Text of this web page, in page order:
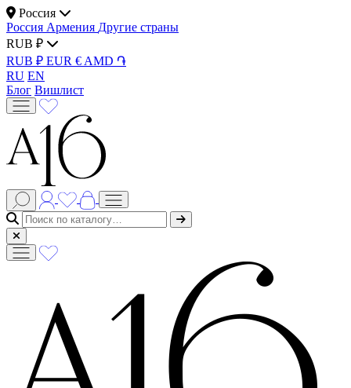
Россия
Россия Армения Другие страны
RUB ₽
RUB ₽ EUR € AMD ֏
RU EN
Блог Вишлист